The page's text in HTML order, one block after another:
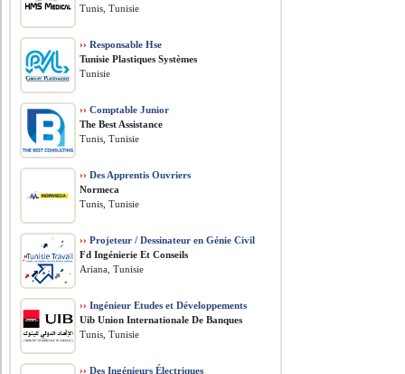
Tunis, Tunisie
›› Responsable Hse
Tunisie Plastiques Systèmes
Tunisie
›› Comptable Junior
The Best Assistance
Tunis, Tunisie
›› Des Apprentis Ouvriers
Normeca
Tunis, Tunisie
›› Projeteur / Dessinateur en Génie Civil
Fd Ingénierie Et Conseils
Ariana, Tunisie
›› Ingénieur Etudes et Développements
Uib Union Internationale De Banques
Tunis, Tunisie
›› Des Ingénieurs Électriques